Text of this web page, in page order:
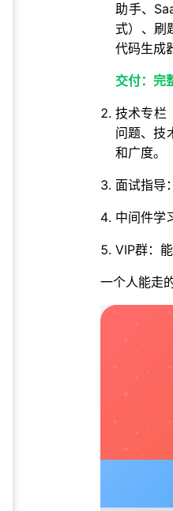
助手、
式）、刷
代码生成
交付：完
技术专栏
问题、技
和广度。
面试指导
中间件学
VIP群：
一个人能走